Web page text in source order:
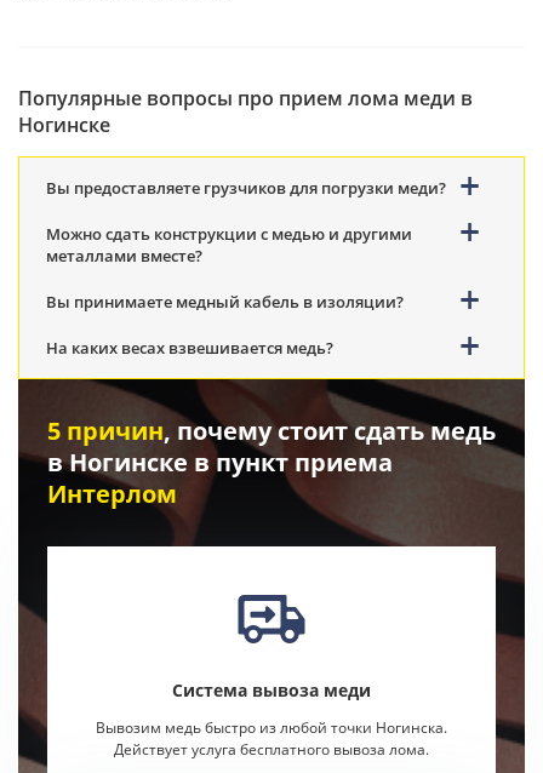
Популярные вопросы про прием лома меди в
Ногинске
Вы предоставляете грузчиков для погрузки меди?
Можно сдать конструкции с медью и другими
металлами вместе?
Вы принимаете медный кабель в изоляции?
На каких весах взвешивается медь?
5 причин, почему стоит сдать медь
в Ногинске в пункт приема
Интерлом
Система вывоза меди
Вывозим медь быстро из любой точки Ногинска.
Действует услуга бесплатного вывоза лома.